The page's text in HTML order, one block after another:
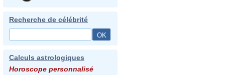
Recherche de célébrité
Calculs astrologiques
Horoscope personnalisé